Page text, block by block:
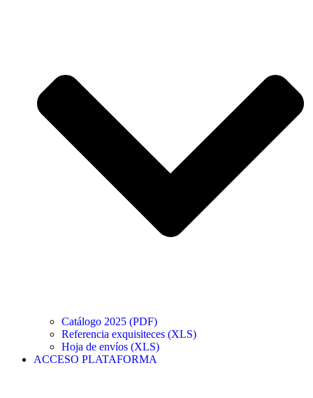
Catálogo 2025 (PDF)
Referencia exquisiteces (XLS)
Hoja de envíos (XLS)
ACCESO PLATAFORMA